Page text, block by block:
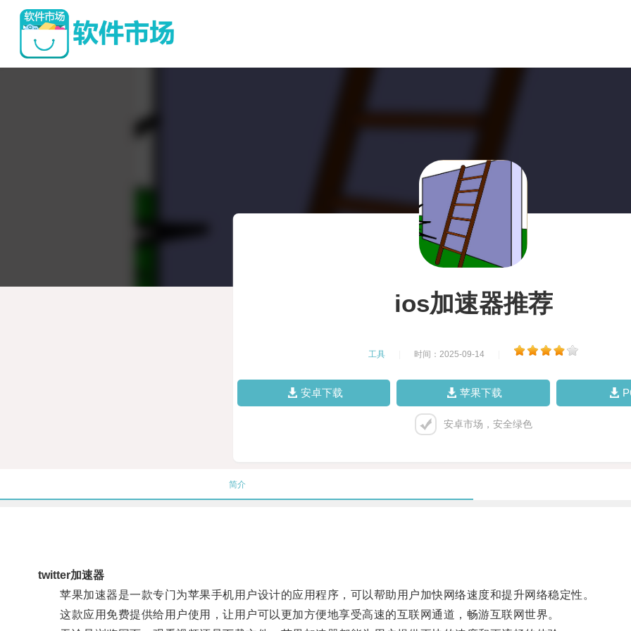
ios加速器推荐
工具 时间：2025-09-14
安卓下载 苹果下载
安卓市场，安全绿色
简介
twitter加速器
苹果加速器是一款专门为苹果手机用户设计的应用程序，可以帮助用户加快网络速度和提升网络稳定性。
这款应用免费提供给用户使用，让用户可以更加方便地享受高速的互联网通道，畅游互联网世界。